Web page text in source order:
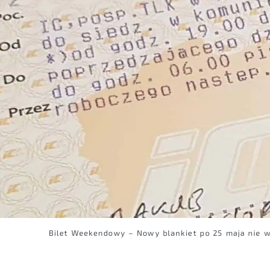
Bilet Weekendowy – Nowy blankiet po 25 maja nie